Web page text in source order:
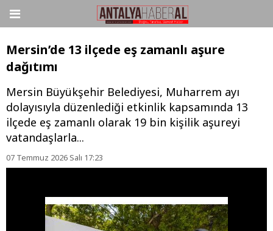
Mersin’de 13 ilçede eş zamanlı aşure
dağıtımı
Mersin Büyükşehir Belediyesi, Muharrem ayı
dolayısıyla düzenlediği etkinlik kapsamında 13
ilçede eş zamanlı olarak 19 bin kişilik aşureyi
vatandaşlarla...
07 Temmuz 2026 Salı 17:23